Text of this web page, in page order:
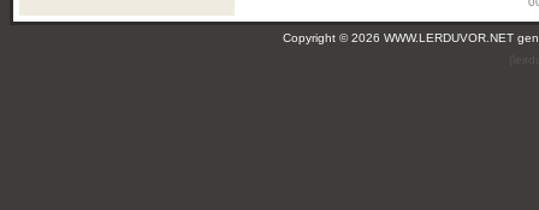
Copyright © 2026 WWW.LERDUVOR.NET